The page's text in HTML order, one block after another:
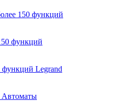
150 функций
функций
функций Legrand
Автоматы